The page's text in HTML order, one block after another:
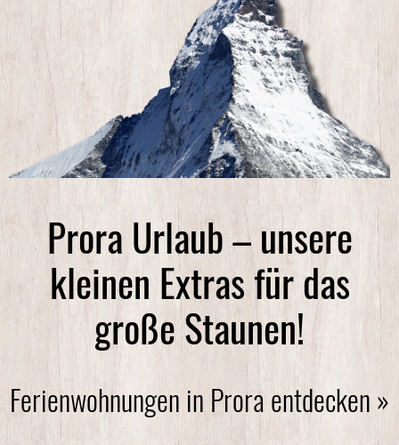
Prora Urlaub – unsere
kleinen Extras für das
große Staunen!
Ferienwohnungen in Prora entdecken »